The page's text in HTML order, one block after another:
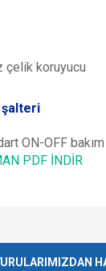
çelik koruyucu
şalteri
ON-OFF
PDF İNDİR
iletebilirsiniz.
için teşekkür